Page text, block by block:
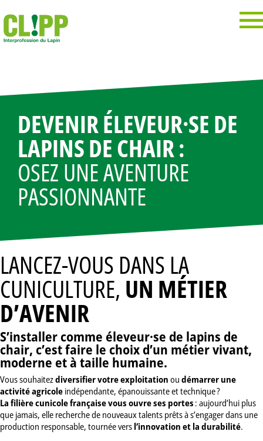
DEVENIR ÉLEVEUR·SE DE
LAPINS DE CHAIR :
OSEZ UNE AVENTURE
PASSIONNANTE
LANCEZ-VOUS DANS LA
CUNICULTURE, UN MÉTIER
D’AVENIR
S’installer comme éleveur·se de lapins de
chair, c’est faire le choix d’un métier vivant,
moderne et à taille humaine.
Vous souhaitezdiversifier votre exploitation ou démarrer une
activité agricole indépendante, épanouissante et technique ?
La filière cunicole française vous ouvre ses portes : aujourd’hui plus
que jamais, elle recherche de nouveaux talents prêts à s’engager dans une
production responsable, tournée vers l’innovation et la durabilité.